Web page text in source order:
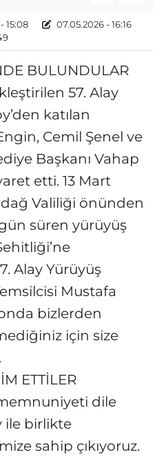
15:08
07.05.2026 - 16:16
BULUNDULAR
57. Alay
katılan
Cemil Şenel ve
Başkanı Vahap
etti. 13 Mart
Valiliği önünden
süren yürüyüş
Alay Yürüyüş
Mustafa
bizlerden
için size
ETTİLER
dile
ile birlikte
sahip çıkıyoruz.